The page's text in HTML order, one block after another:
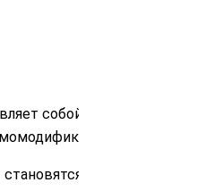
собой уникальный
позволяет
более плотно